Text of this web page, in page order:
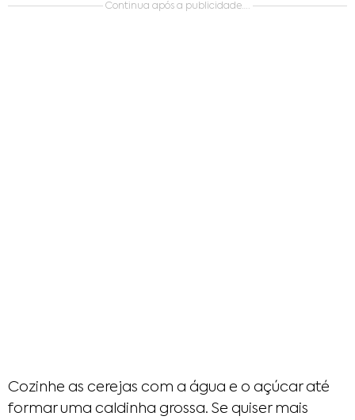
Continua após a publicidade….
Cozinhe as cerejas com a água e o açúcar até
formar uma caldinha grossa. Se quiser mais